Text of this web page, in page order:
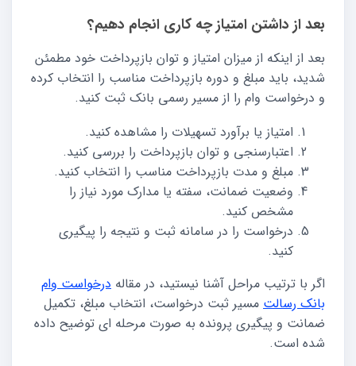
بعد از داشتن امتیاز چه کاری انجام دهیم؟
بعد از اینکه از میزان امتیاز و توان بازپرداخت خود مطمئن
شدید، باید مبلغ و دوره بازپرداخت مناسب را انتخاب کرده
و درخواست وام را از مسیر رسمی بانک ثبت کنید.
امتیاز یا برآورد تسهیلات را مشاهده کنید.
اعتبارسنجی و توان بازپرداخت را بررسی کنید.
مبلغ و مدت بازپرداخت مناسب را انتخاب کنید.
وضعیت ضمانت، سفته یا مدارک مورد نیاز را
مشخص کنید.
درخواست را در سامانه ثبت و نتیجه را پیگیری
کنید.
اگر با ترتیب مراحل آشنا نیستید، در مقاله درخواست وام
بانک رسالت مسیر ثبت درخواست، انتخاب مبلغ، تکمیل
ضمانت و پیگیری پرونده به صورت مرحله ای توضیح داده
شده است.